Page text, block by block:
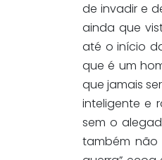
de invadir e
ainda que
até o início
que é um
que jamais
inteligente e
sem o
também não